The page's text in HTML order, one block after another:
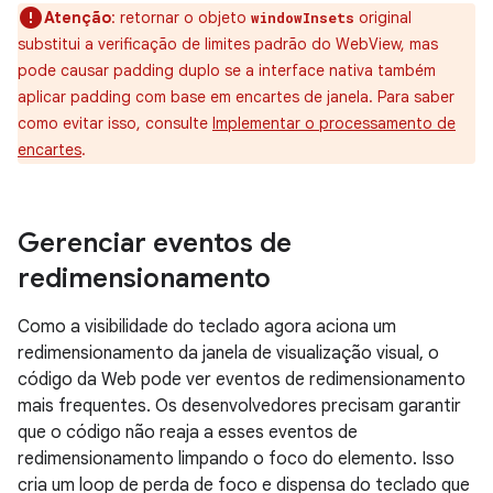
Atenção: retornar o objeto windowInsets original
substitui a verificação de limites padrão do WebView, mas
pode causar padding duplo se a interface nativa também
aplicar padding com base em encartes de janela. Para saber
como evitar isso, consulte Implementar o processamento de
encartes.
Gerenciar eventos de
redimensionamento
Como a visibilidade do teclado agora aciona um
redimensionamento da janela de visualização visual, o
código da Web pode ver eventos de redimensionamento
mais frequentes. Os desenvolvedores precisam garantir
que o código não reaja a esses eventos de
redimensionamento limpando o foco do elemento. Isso
cria um loop de perda de foco e dispensa do teclado que